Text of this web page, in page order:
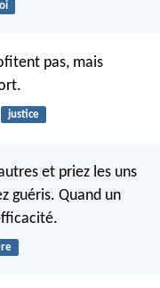
loi
pas, mais
justice
et priez les uns
guéris. Quand un